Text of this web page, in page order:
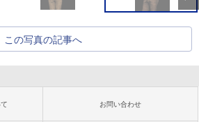
この写真の記事へ
お問い合わせ